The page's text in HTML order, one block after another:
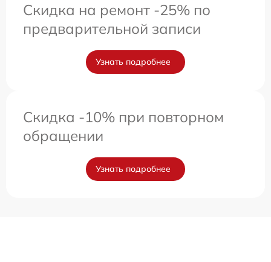
Скидка на ремонт -25% по
предварительной записи
Узнать подробнее
Скидка -10% при повторном
обращении
Узнать подробнее